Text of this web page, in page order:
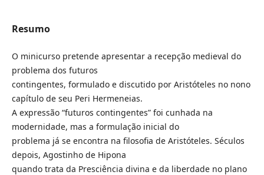
Resumo
O minicurso pretende apresentar a recepção medieval do
problema dos futuros
contingentes, formulado e discutido por Aristóteles no nono
capítulo de seu Peri Hermeneias.
A expressão “futuros contingentes” foi cunhada na
modernidade, mas a formulação inicial do
problema já se encontra na filosofia de Aristóteles. Séculos
depois, Agostinho de Hipona
quando trata da Presciência divina e da liberdade no plano